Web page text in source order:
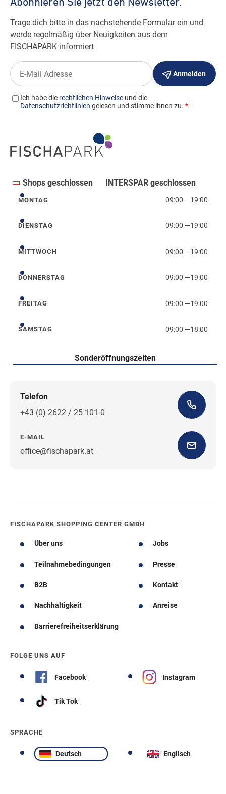
Shops geschlossen INTERSPAR geschlossen
Montag
MONTAG 09:00 —19:00
Dienstag
DIENSTAG 09:00 —19:00
Mittwoch
MITTWOCH 09:00 —19:00
Donnerstag
DONNERSTAG 09:00 —19:00
Freitag
FREITAG 09:00 —19:00
Samstag
SAMSTAG 09:00 —18:00
Sonderöffnungszeiten
Telefon
+43 (0) 2622 / 25 101-0
E-MAIL
office@fischapark.atWegbeschreibung
FISCHAPARK SHOPPING CENTER GMBH
Über uns Jobs
Teilnahmebedingungen Presse
B2B Kontakt
Nachhaltigkeit Anreise
Barrierefreiheitserklärung
FOLGE UNS AUF
Facebook Instagram
Tik Tok
SPRACHE
Deutsch Englisch